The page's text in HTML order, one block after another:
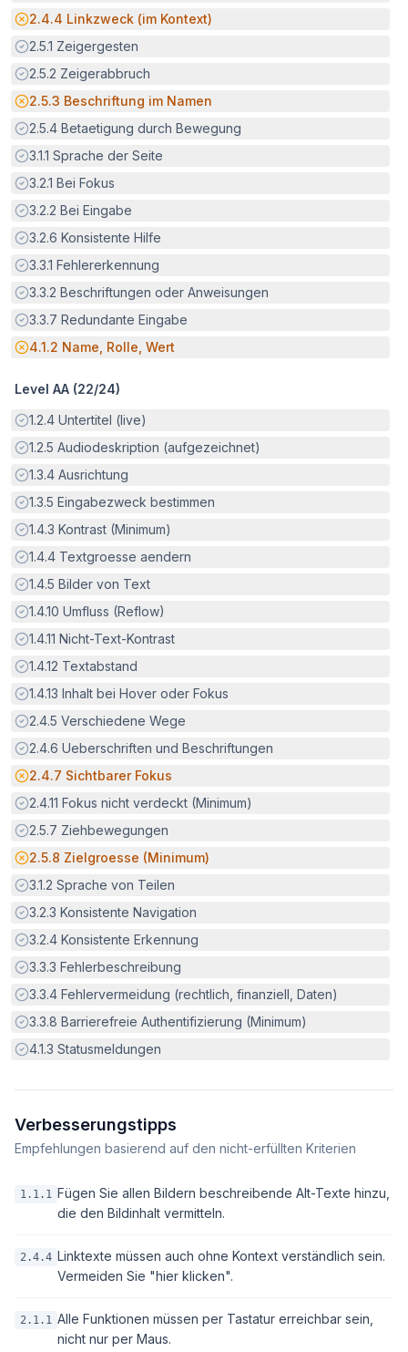
Potenzielle Barriere:
2.4.4 Linkzweck (im Kontext)
Erfüllt:
2.5.1 Zeigergesten
Erfüllt:
2.5.2 Zeigerabbruch
Potenzielle Barriere:
2.5.3 Beschriftung im Namen
Erfüllt:
2.5.4 Betaetigung durch Bewegung
Erfüllt:
3.1.1 Sprache der Seite
Erfüllt:
3.2.1 Bei Fokus
Erfüllt:
3.2.2 Bei Eingabe
Erfüllt:
3.2.6 Konsistente Hilfe
Erfüllt:
3.3.1 Fehlererkennung
Erfüllt:
3.3.2 Beschriftungen oder Anweisungen
Erfüllt:
3.3.7 Redundante Eingabe
Potenzielle Barriere:
4.1.2 Name, Rolle, Wert
Level AA (22/24)
Erfüllt:
1.2.4 Untertitel (live)
Erfüllt:
1.2.5 Audiodeskription (aufgezeichnet)
Erfüllt:
1.3.4 Ausrichtung
Erfüllt:
1.3.5 Eingabezweck bestimmen
Erfüllt:
1.4.3 Kontrast (Minimum)
Erfüllt:
1.4.4 Textgroesse aendern
Erfüllt:
1.4.5 Bilder von Text
Erfüllt:
1.4.10 Umfluss (Reflow)
Erfüllt:
1.4.11 Nicht-Text-Kontrast
Erfüllt:
1.4.12 Textabstand
Erfüllt:
1.4.13 Inhalt bei Hover oder Fokus
Erfüllt:
2.4.5 Verschiedene Wege
Erfüllt:
2.4.6 Ueberschriften und Beschriftungen
Potenzielle Barriere:
2.4.7 Sichtbarer Fokus
Erfüllt:
2.4.11 Fokus nicht verdeckt (Minimum)
Erfüllt:
2.5.7 Ziehbewegungen
Potenzielle Barriere:
2.5.8 Zielgroesse (Minimum)
Erfüllt:
3.1.2 Sprache von Teilen
Erfüllt:
3.2.3 Konsistente Navigation
Erfüllt:
3.2.4 Konsistente Erkennung
Erfüllt:
3.3.3 Fehlerbeschreibung
Erfüllt:
3.3.4 Fehlervermeidung (rechtlich, finanziell, Daten)
Erfüllt:
3.3.8 Barrierefreie Authentifizierung (Minimum)
Erfüllt:
4.1.3 Statusmeldungen
Verbesserungstipps
Empfehlungen basierend auf den nicht-erfüllten Kriterien
1.1.1 Fügen Sie allen Bildern beschreibende Alt-Texte hinzu,
die den Bildinhalt vermitteln.
2.4.4 Linktexte müssen auch ohne Kontext verständlich sein.
Vermeiden Sie "hier klicken".
2.1.1 Alle Funktionen müssen per Tastatur erreichbar sein,
nicht nur per Maus.